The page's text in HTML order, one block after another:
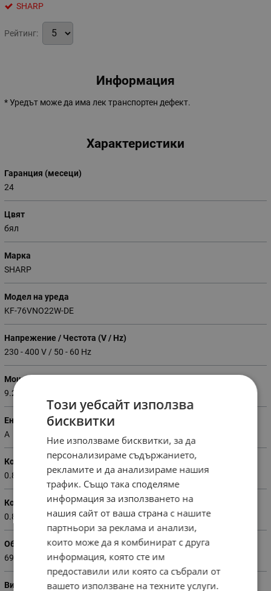
SHARP
Рейтинг:
Информация
* Уредът може да има лек транспортен дефект.
Характеристики
Гаранция (месеци)
24
Цвят
бял
Марка
SHARP
Модел на уреда
KF-76VNO22W-DE
Напрежение / Честота (V / Hz)
230 - 400 V / 50 - 60 Hz
Мощност (kW)
9.20
Енергиен клас
A
Консумация на енергия конвенционална (kWh)
0.87
Консумация на енергия конвекционална (kWh)
0.80
Обем на фурната (литри)
69
Вид на плота
Този уебсайт използва
бисквитки
Ние използваме бисквитки, за да
персонализираме съдържанието,
рекламите и да анализираме нашия
трафик. Също така споделяме
информация за използването на
нашия сайт от ваша страна с нашите
партньори за реклама и анализи,
които може да я комбинират с друга
информация, която сте им
предоставили или която са събрали от
вашето използване на техните услуги.